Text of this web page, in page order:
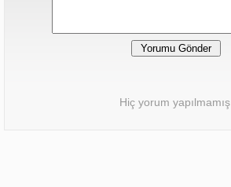
Hiç yorum yapılmamış.